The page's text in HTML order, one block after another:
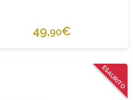
49,90€
ESAURITO